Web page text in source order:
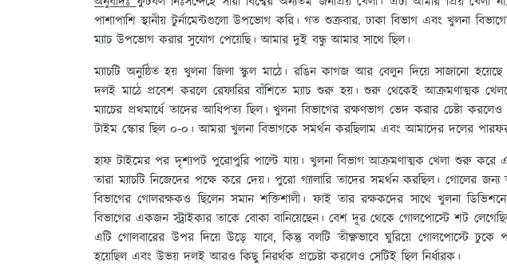
পাশাপাশি স্থানীয় টুর্নামেন্টগুলো উপভোগ করি। গত শুক্রবার. ঢাকা বিভাগ এবং খুলনা
ম্যাচ উপভোগ করার সুযোগ পেয়েছি। আমার দুই বন্ধু আমার সাথে ছিল।
ম্যাচটি অনুষ্ঠিত হয় খুলনা জিলা স্কুল মাঠে। রঙিন কাগজ আর বেলুন দিয়ে সাজানো হয়েছে
দলই মাঠে প্রবেশ করলে রেফারির বাঁশিতে ম্যাচ শুরু হয়। শুরু থেকেই আক্রমণাত্মক
ম্যাচের প্রথমার্ধে তাদের আধিপত্য ছিল। খুলনা বিভাগের রক্ষণভাগ ভেদ করার চেষ্টা
টাইম স্কোর ছিল ০-০। আমরা খুলনা বিভাগকে সমর্থন করছিলাম এবং আমাদের দলের
হাফ টাইমের পর দৃশ্যপট পুরোপুরি পাল্টে যায়। খুলনা বিভাগ আক্রমণাত্মক খেলা শুরু করে
তারা ম্যাচটি নিজেদের পক্ষে করে দেয়। পুরো গ্যালারি তাদের সমর্থন করছিল। গোলের জন্য
বিভাগের গোলরক্ষকও ছিলেন সমান শক্তিশালী। ফাই তার রক্ষকদের সাথে খুলনা
বিভাগের একজন স্ট্রাইকার তাকে বোকা বানিয়েছেন। বেশ দূর থেকে গোলপোস্টে শট
এটি গোলবারের উপর দিয়ে উড়ে যাবে, কিন্তু বলটি তীক্ষ্ণভাবে ঘুরিয়ে গোলপোস্টে ঢুকে
হয়েছিল এবং উভয় দলই আরও কিছু নিরর্থক প্রচেষ্টা করলেও সেটিই ছিল নির্ধারক।